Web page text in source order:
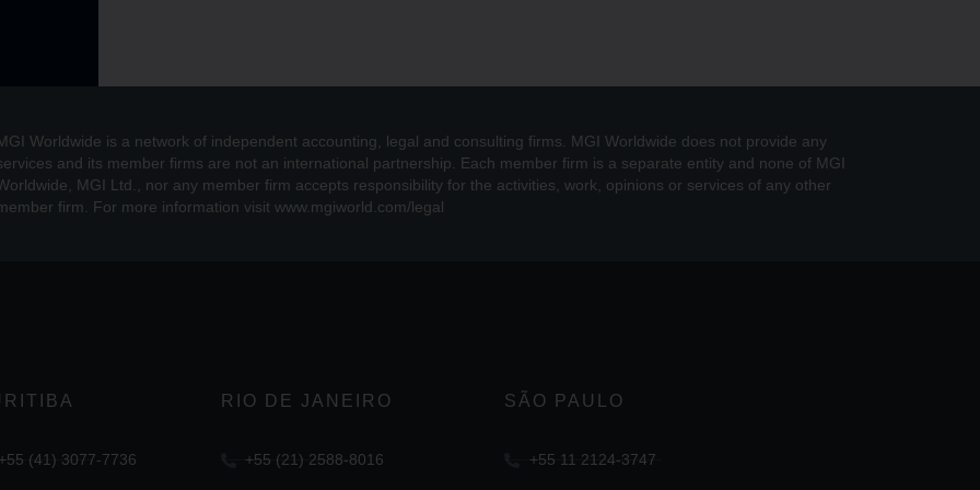
Worldwide is a network of independent accounting, legal and consulting firms. MGI Worldwide does not provide any
and its member firms are not an international partnership. Each member firm is a separate entity and none of MGI
MGI Ltd., nor any member firm accepts responsibility for the activities, work, opinions or services of any other
firm. For more information visit www.mgiworld.com/legal
(41) 3077-7736
RIO DE JANEIRO
+55 (21) 2588-8016
SÃO PAULO
+55 11 2124-3747